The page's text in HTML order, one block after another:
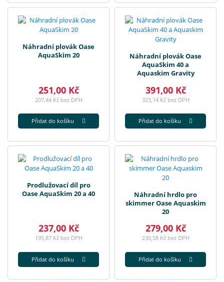
Náhradní plovák Oase
AquaSkim 20
251,00 Kč
207,44 Kč bez DPH
Přidat do košíku
Náhradní plovák Oase
AquaSkim 40 a
Aquaskim Gravity
391,00 Kč
323,14 Kč bez DPH
Přidat do košíku
Prodlužovací díl pro
Oase AquaSkim 20 a 40
237,00 Kč
195,87 Kč bez DPH
Přidat do košíku
Náhradní hrdlo pro
skimmer Oase Aquaskim
20
279,00 Kč
230,58 Kč bez DPH
Přidat do košíku